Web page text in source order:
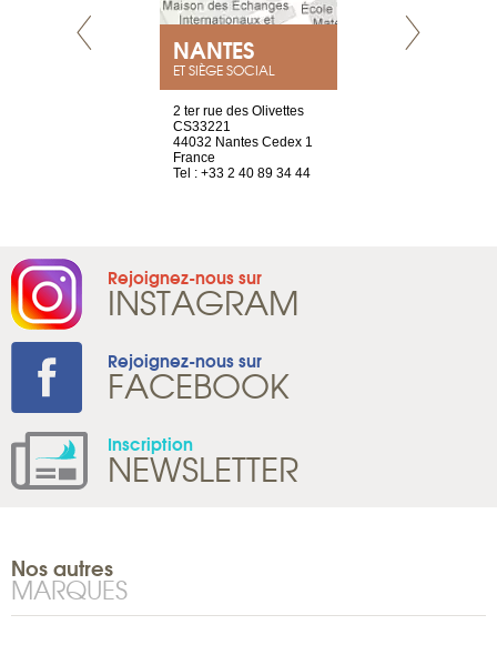
NANTES
ET SIÈGE SOCIAL
2 ter rue des Olivettes
CS33221
44032 Nantes Cedex 1
France
Tel : +33 2 40 89 34 44
Rejoignez-nous sur
INSTAGRAM
Rejoignez-nous sur
FACEBOOK
Inscription
NEWSLETTER
Nos autres
MARQUES